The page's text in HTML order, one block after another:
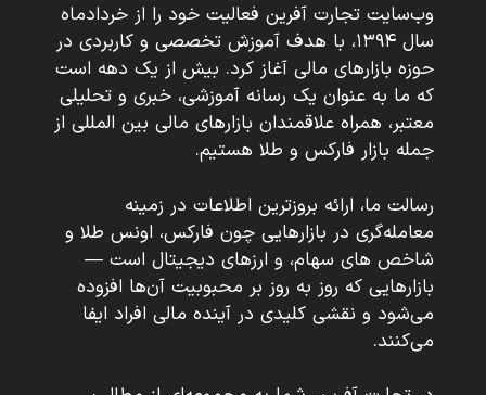
وب‌سایت تجارت آفرین فعالیت خود را از خردادماه
سال ۱۳۹۴، با هدف آموزش تخصصی و کاربردی در
حوزه بازارهای مالی آغاز کرد. بیش از یک دهه است
که ما به عنوان یک رسانه آموزشی، خبری و تحلیلی
معتبر، همراه علاقمندان بازارهای مالی بین المللی از
جمله بازار فارکس و طلا هستیم.
رسالت ما، ارائه بروزترین اطلاعات در زمینه
معامله‌گری در بازارهایی چون فارکس، اونس طلا و
شاخص های سهام، و ارزهای دیجیتال است —
بازارهایی که روز به روز بر محبوبیت آن‌ها افزوده
می‌شود و نقشی کلیدی در آینده مالی افراد ایفا
می‌کنند.